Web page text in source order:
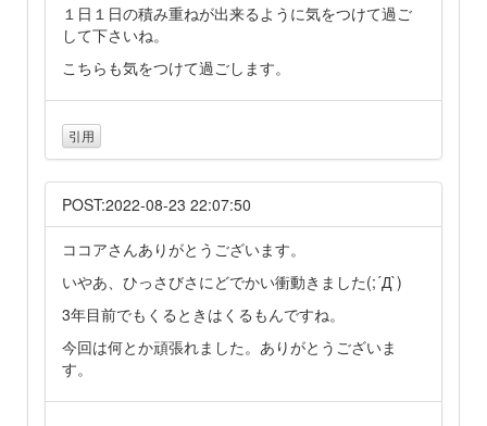
１日１日の積み重ねが出来るように気をつけて過ご
して下さいね。
こちらも気をつけて過ごします。
引用
POST:2022-08-23 22:07:50
ココアさんありがとうございます。
いやあ、ひっさびさにどでかい衝動きました(;´Д`)
3年目前でもくるときはくるもんですね。
今回は何とか頑張れました。ありがとうございま
す。